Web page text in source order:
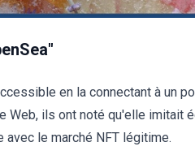
en la connectant à un
Web, ils ont noté qu'elle imitait
le marché NFT légitime.